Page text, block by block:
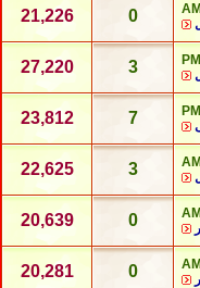
0
21,226
3
27,220
7
23,812
3
22,625
0
20,639
0
20,281